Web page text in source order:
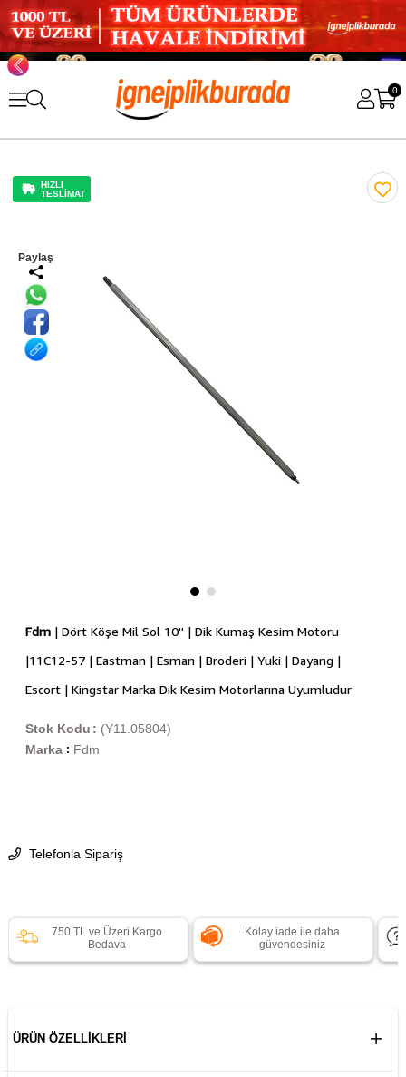
0
HIZLI
TESLİMAT
Paylaş
Fdm| Dört Köşe Mil Sol 10'' | Dik Kumaş Kesim Motoru
|11C12-57 | Eastman | Esman | Broderi | Yuki | Dayang |
Escort | Kingstar Marka Dik Kesim Motorlarına Uyumludur
(Y11.05804)
Stok Kodu
Marka : Fdm
Telefonla Sipariş
750 TL ve Üzeri Kargo
Bedava
Kolay iade ile daha
güvendesiniz
ÜRÜN ÖZELLIKLERI